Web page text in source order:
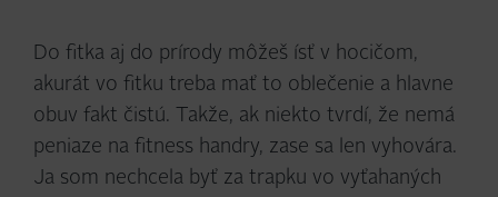
Do fitka aj do prírody môžeš ísť v hocičom,
akurát vo fitku treba mať to oblečenie a hlavne
obuv fakt čistú. Takže, ak niekto tvrdí, že nemá
peniaze na fitness handry, zase sa len vyhovára.
Ja som nechcela byť za trapku vo vyťahaných